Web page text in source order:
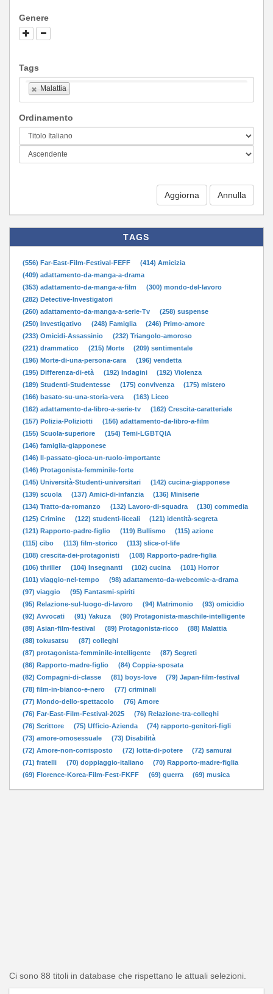
Genere
Tags
Malattia
Ordinamento
Aggiorna
TAGS
(556) Far-East-Film-Festival-FEFF
(414) Amicizia
(409) adattamento-da-manga-a-drama
(353) adattamento-da-manga-a-film
(300) mondo-del-lavoro
(282) Detective-Investigatori
(260) adattamento-da-manga-a-serie-Tv
(258) suspense
(250) Investigativo
(248) Famiglia
(246) Primo-amore
(233) Omicidi-Assassinio
(232) Triangolo-amoroso
(221) drammatico
(215) Morte
(209) sentimentale
(196) Morte-di-una-persona-cara
(196) vendetta
(195) Differenza-di-età
(192) Indagini
(192) Violenza
(189) Studenti-Studentesse
(175) convivenza
(175) mistero
(166) basato-su-una-storia-vera
(163) Liceo
(162) adattamento-da-libro-a-serie-tv
(162) Crescita-caratteriale
(157) Polizia-Poliziotti
(156) adattamento-da-libro-a-film
(155) Scuola-superiore
(154) Temi-LGBTQIA
(146) famiglia-giapponese
(146) Il-passato-gioca-un-ruolo-importante
(146) Protagonista-femminile-forte
(145) Università-Studenti-universitari
(142) cucina-giapponese
(139) scuola
(137) Amici-di-infanzia
(136) Miniserie
(134) Tratto-da-romanzo
(132) Lavoro-di-squadra
(130) commedia
(125) Crimine
(122) studenti-liceali
(121) identità-segreta
(121) Rapporto-padre-figlio
(119) Bullismo
(115) azione
(115) cibo
(113) film-storico
(113) slice-of-life
(108) crescita-dei-protagonisti
(108) Rapporto-padre-figlia
(106) thriller
(104) Insegnanti (102) cucina
(101) Horror
(101) viaggio-nel-tempo
(98) adattamento-da-webcomic-a-drama
(97) viaggio
(95) Fantasmi-spiriti
(95) Relazione-sul-luogo-di-lavoro
(94) Matrimonio
(93) omicidio
(92) Avvocati
(91) Yakuza
(90) Protagonista-maschile-intelligente
(89) Asian-film-festival
(89) Protagonista-ricco
(88) Malattia
(88) tokusatsu
(87) colleghi
(87) protagonista-femminile-intelligente
(87) Segreti
(86) Rapporto-madre-figlio
(84) Coppia-sposata
(82) Compagni-di-classe
(81) boys-love
(79) Japan-film-festival
(78) film-in-bianco-e-nero
(77) criminali
(77) Mondo-dello-spettacolo
(76) Amore
(76) Far-East-Film-Festival-2025
(76) Relazione-tra-colleghi
(76) Scrittore
(75) Ufficio-Azienda
(74) rapporto-genitori-figli
(73) amore-omosessuale
(73) Disabilità
(72) Amore-non-corrisposto
(72) lotta-di-potere
(72) samurai
(71) fratelli
(70) doppiaggio-italiano
(70) Rapporto-madre-figlia
(69) Florence-Korea-Film-Fest-FKFF
(69) guerra (69) musica
Ci sono 88 titoli in database che rispettano le attuali selezioni.